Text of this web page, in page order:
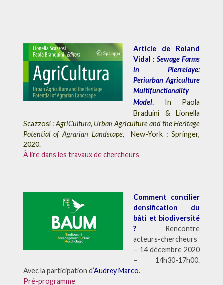
Article de Roland
Vidal :Sewage Farms
in Pierrelaye:
Periurban Agriculture
Multifunctionality
Model
In Paola
Braduini & Lionella
Scazzosi :AgriCultura, Urban Agriculture and the Heritage
Potential of Agrarian Landscape, New-York : Springer,
2020.
À lire dans les travaux de chercheurs
Comment concilier
densification du
bâti et biodiversité
?
Rencontre
acteurs-chercheurs
– 14 décembre 2020
– 14h30-17h00.
Avec la participation d’Audrey Marco.
Pré-programme